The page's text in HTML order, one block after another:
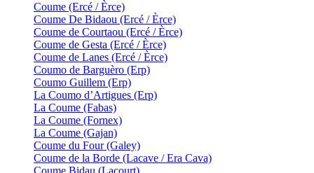
Coume (Ercé / Èrce)
Coume De Bidaou (Ercé / Èrce)
Coume de Courtaou (Ercé / Èrce)
Coume de Gesta (Ercé / Èrce)
Coume de Lanes (Ercé / Èrce)
Coumo de Barguèro (Erp)
Coumo Guillem (Erp)
La Coumo d’Artigues (Erp)
La Coume (Fabas)
La Coume (Fornex)
La Coume (Gajan)
Coume du Four (Galey)
Coume de la Borde (Lacave / Era Cava)
Coume Bidau (Lacourt)